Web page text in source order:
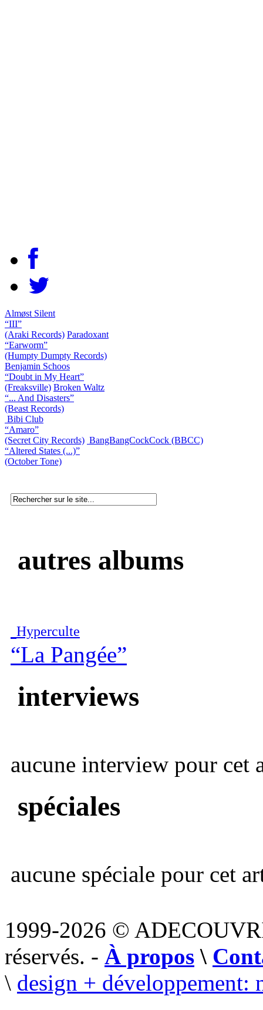
Almøst Silent
“III”
(Araki Records) Paradoxant
“Earworm”
(Humpty Dumpty Records)
Benjamin Schoos
“Doubt in My Heart”
(Freaksville) Broken Waltz
“... And Disasters”
(Beast Records)
Bibi Club
“Amaro”
(Secret City Records) BangBangCockCock (BBCC)
“Altered States (...)”
(October Tone)
autres albums
Hyperculte
“La Pangée”
interviews
aucune interview pour cet
spéciales
aucune spéciale pour cet
1999-2026 ©
réservés. - À propos \
\ design + développement: